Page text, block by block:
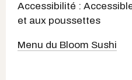
Accessibilité :
et aux poussettes
Menu du Bloom Sushi